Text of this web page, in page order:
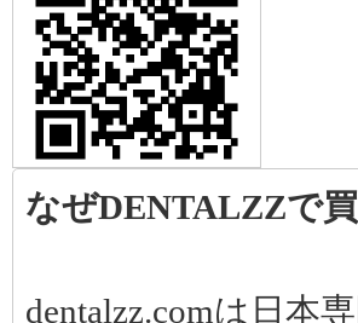
長測定器(カラー)
発送も迅速で、対応も丁寧でし
た。商品も期待通りの品質で、使
用感にも満足しています。購入し
て良かったです。
maruta | 評価
ルCX235-1B（内部注水、NSKと
コンパチブル）
翔 | 評価
なぜDENTALZZで
dentalzz.comは日本